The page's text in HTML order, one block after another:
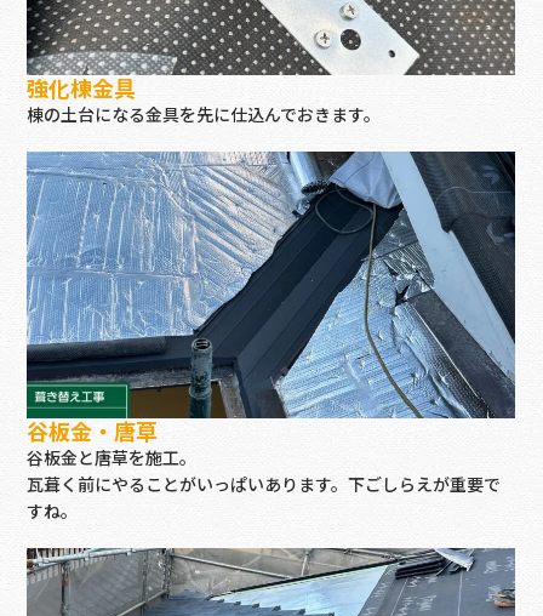
強化棟金具
棟の土台になる金具を先に仕込んでおきます。
谷板金・唐草
谷板金と唐草を施工。
瓦葺く前にやることがいっぱいあります。下ごしらえが重要で
すね。